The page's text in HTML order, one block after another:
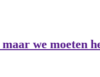
we moeten